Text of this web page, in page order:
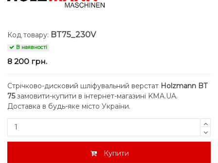
Код товару: BT75_230V
В наявності
8 200 грн.
Стрічково-дисковий шліфувальний верстат Holzmann BT
75замовити-купити в інтернет-магазині KMA.UA.
Доставка в будь-яке місто України.
Купити